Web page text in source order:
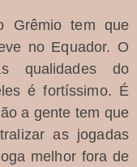
Grêmio tem que
no Equador. O
qualidades do
é fortíssimo. É
a gente tem que
as jogadas
melhor fora de